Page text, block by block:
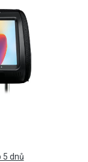
5 dnů